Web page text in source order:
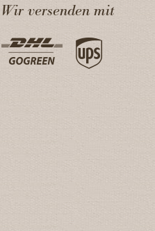
Wir versenden mit